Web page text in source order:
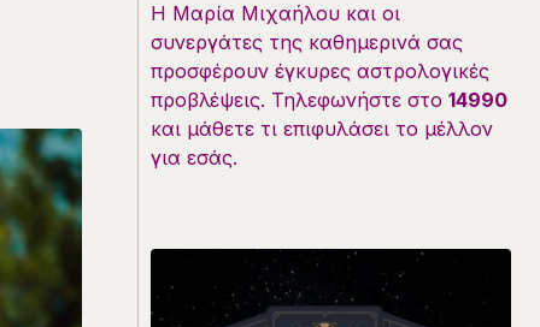
Η Μαρία Μιχαήλου και οι
συνεργάτες της καθημερινά σας
προσφέρουν έγκυρες αστρολογικές
προβλέψεις. Τηλεφωνήστε στο 14990
και μάθετε τι επιφυλάσει το μέλλον
για εσάς.